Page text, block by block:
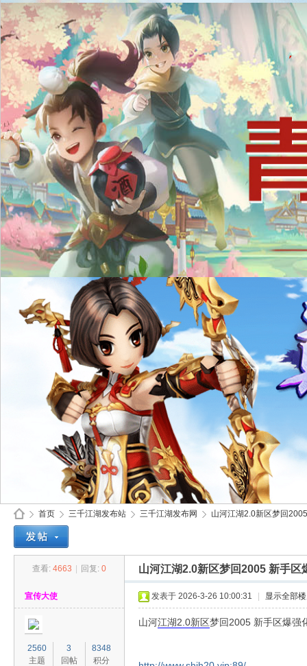
首页
›
三千江湖发布站 三千江湖发布网
›
山河江湖2.0新区梦回
查看: 4663 回复: 0 山河江湖2.0新区梦回2005 新手
宣传大使
2560
主题
3
回帖
8348
积分
发表于 2026-3-26 10:00:31 显示全部
山河江湖2.0新区梦回2005 新手区爆强